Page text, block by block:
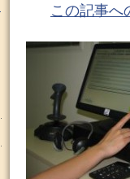
この記事へ